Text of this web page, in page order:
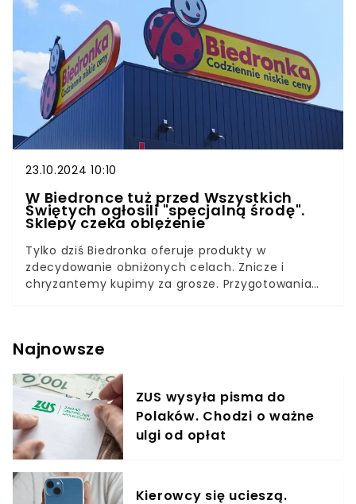
23.10.2024 10:10
W Biedronce tuż przed Wszystkich
Świętych ogłosili "specjalną środę".
Sklepy czeka oblężenie
Tylko dziś Biedronka oferuje produkty w
zdecydowanie obniżonych celach. Znicze i
chryzantemy kupimy za grosze. Przygotowania
przed wyczerpaniem zapasów.
Najnowsze
ZUS wysyła pisma do
Polaków. Chodzi o ważne
ulgi od opłat
Kierowcy się ucieszą.